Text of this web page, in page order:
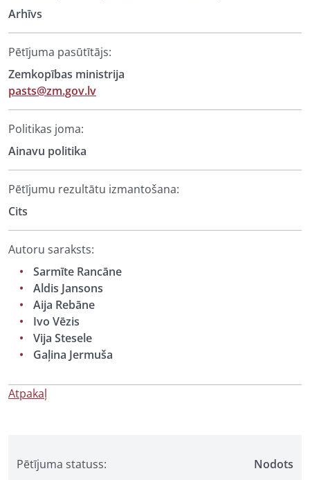
Pētījuma statuss: Nodots
Arhīvs
Pētījuma pasūtītājs:
Zemkopības ministrija
pasts@zm.gov.lv
Politikas joma:
Ainavu politika
Pētījumu rezultātu izmantošana:
Cits
Autoru saraksts:
Sarmīte Rancāne
Aldis Jansons
Aija Rebāne
Ivo Vēzis
Vija Stesele
Gaļina Jermuša
Atpakaļ